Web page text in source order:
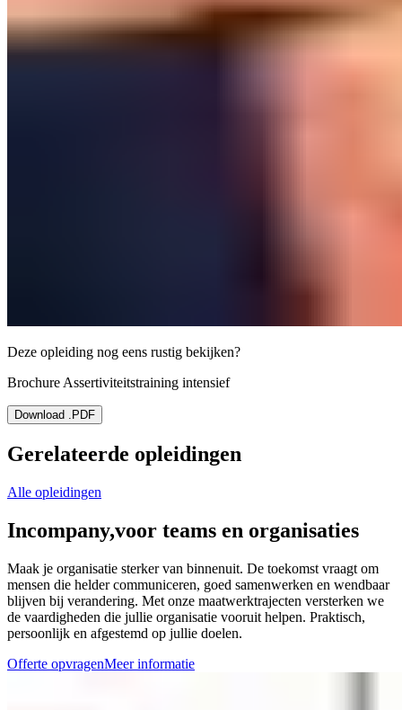
Deze opleiding nog eens rustig bekijken?
Brochure Assertiviteitstraining intensief
Download .PDF
Gerelateerde opleidingen
Alle opleidingen
Incompany,voor teams en organisaties
Maak je organisatie sterker van binnenuit. De toekomst vraagt om
mensen die helder communiceren, goed samenwerken en wendbaar
blijven bij verandering. Met onze maatwerktrajecten versterken we
de vaardigheden die jullie organisatie vooruit helpen. Praktisch,
persoonlijk en afgestemd op jullie doelen.
Offerte opvragenMeer informatie